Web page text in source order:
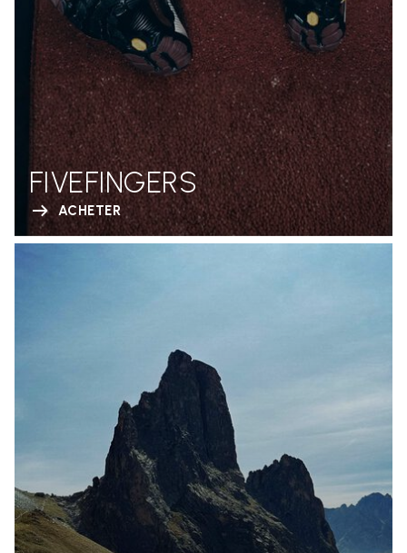
FIVEFINGERS
ACHETER